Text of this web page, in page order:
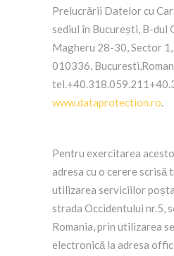
Prelucrării Datelor cu
sediul în București, B-dul
Magheru 28-30, Sector
010336,
www.dataprotection.ro.
Pentru exercitarea
adresa cu o cerere scrisă
utilizarea serviciilor
strada Occidentului nr.5,
Romania, prin utilizarea
electronică la adresa